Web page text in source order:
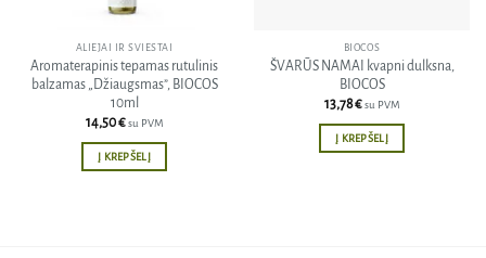
ALIEJAI IR SVIESTAI
Aromaterapinis tepamas rutulinis
balzamas „Džiaugsmas”, BIOCOS
10ml
14,50€ su PVM
Į KREPŠELĮ
BIOCOS
ŠVARŪS NAMAI kvapni dulksna,
BIOCOS
13,78€ su PVM
Į KREPŠELĮ